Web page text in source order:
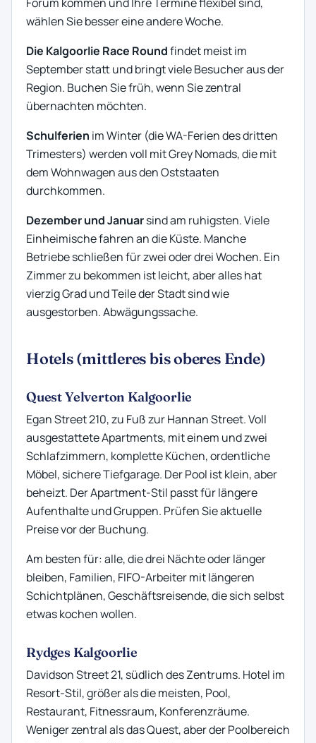
wählen Sie besser eine andere Woche.
Die Kalgoorlie Race Roundfindet meist im
September statt und bringt viele Besucher aus der
Region. Buchen Sie früh, wenn Sie zentral
übernachten möchten.
Schulferien im Winter (die WA-Ferien des dritten
Trimesters) werden voll mit Grey Nomads, die mit
dem Wohnwagen aus den Oststaaten
durchkommen.
Dezember und Januarsind am ruhigsten. Viele
Einheimische fahren an die Küste. Manche
Betriebe schließen für zwei oder drei Wochen. Ein
Zimmer zu bekommen ist leicht, aber alles hat
vierzig Grad und Teile der Stadt sind wie
ausgestorben. Abwägungssache.
Hotels (mittleres bis oberes Ende)
Quest Yelverton Kalgoorlie
Egan Street 210, zu Fuß zur Hannan Street. Voll
ausgestattete Apartments, mit einem und zwei
Schlafzimmern, komplette Küchen, ordentliche
Möbel, sichere Tiefgarage. Der Pool ist klein, aber
beheizt. Der Apartment-Stil passt für längere
Aufenthalte und Gruppen. Prüfen Sie aktuelle
Preise vor der Buchung.
Am besten für: alle, die drei Nächte oder länger
bleiben, Familien, FIFO-Arbeiter mit längeren
Schichtplänen, Geschäftsreisende, die sich selbst
etwas kochen wollen.
Rydges Kalgoorlie
Davidson Street 21, südlich des Zentrums. Hotel im
Resort-Stil, größer als die meisten, Pool,
Restaurant, Fitnessraum, Konferenzräume.
Weniger zentral als das Quest, aber der Poolbereich